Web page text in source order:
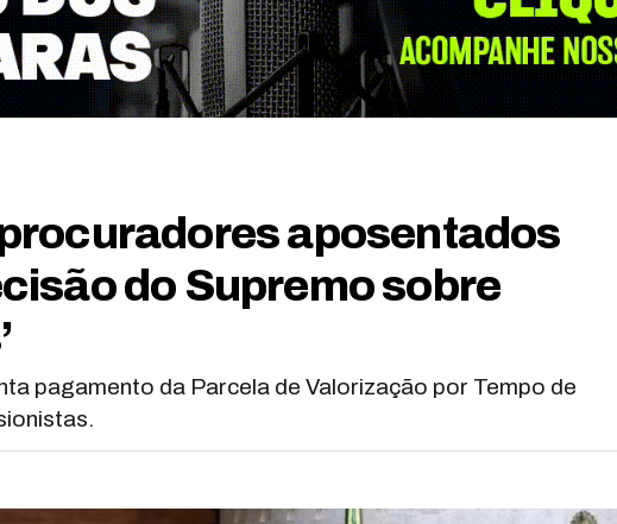
aposentados
do Supremo sobre
pagamento da Parcela de Valorização por Tempo de